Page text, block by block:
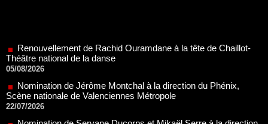
05/08/2026
Nomination de Jérôme Montchal à la direction du Phénix,
Scène nationale de Valenciennes Métropole
22/07/2026
Nomination de Servane Ducorps et Mikaël Serre à la direction
de la Comédie de Colmar - Centre Dramatique National Grand
Est Alsace